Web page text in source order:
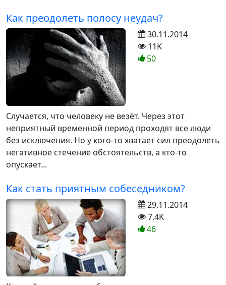
Как преодолеть полосу неудач?
Случается, что человеку не везёт. Через этот
неприятный временной период проходят все люди
без исключения. Но у кого-то хватает сил преодолеть
негативное стечение обстоятельств, а кто-то
опускает...
30.11.2014
11K
50
Как стать приятным собеседником?
29.11.2014
7.4K
46